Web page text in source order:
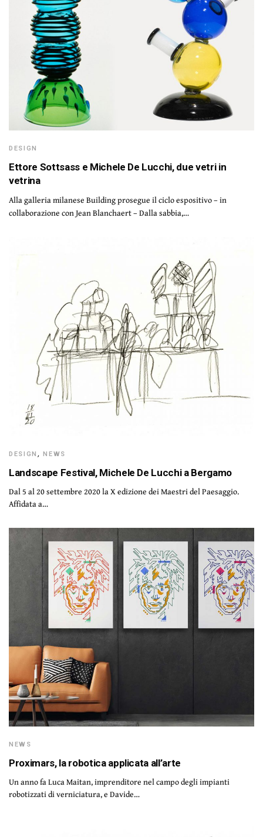
DESIGN
Ettore Sottsass e Michele De Lucchi, due vetri in
vetrina
Alla galleria milanese Building prosegue il ciclo espositivo – in
collaborazione con Jean Blanchaert – Dalla sabbia,…
DESIGN ,NEWS
Landscape Festival, Michele De Lucchi a Bergamo
Dal 5 al 20 settembre 2020 la X edizione dei Maestri del Paesaggio.
Affidata a…
NEWS
Proximars, la robotica applicata all’arte
Un anno fa Luca Maitan, imprenditore nel campo degli impianti
robotizzati di verniciatura, e Davide…